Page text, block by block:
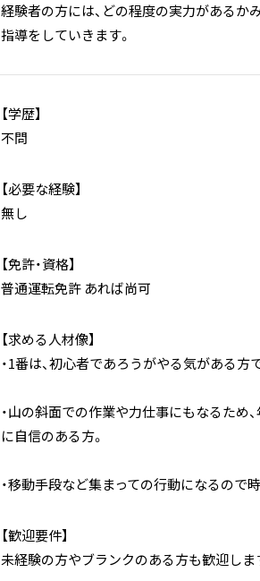
経験者の方には、どの程度の実力があるか
指導をしていきます。
【学歴】
不問
【必要な経験】
無し
【免許・資格】
普通運転免許 あれば尚可
【求める人材像】
・1番は、初心者であろうがやる気がある方
・山の斜面での作業や力仕事にもなるため
に自信のある方。
・移動手段など集まっての行動になる
【歓迎要件】
未経験の方やブランクのある方も歓迎しま